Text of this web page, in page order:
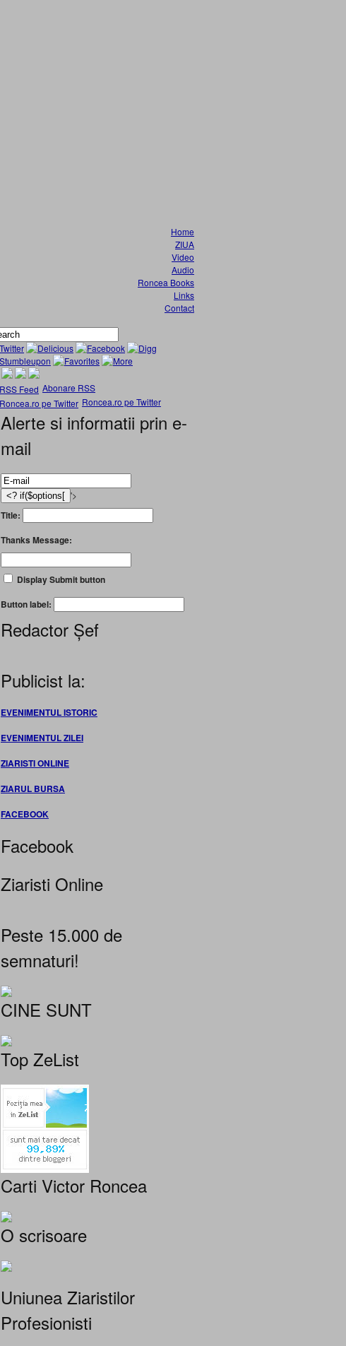
Home
ZIUA
Video
Audio
Roncea Books
Links
Contact
Abonare RSS
Roncea.ro pe Twitter
Alerte si informatii prin e-
mail
'>
Title:
Thanks Message:
Display Submit button
Button label:
Redactor Șef
Publicist la:
EVENIMENTUL ISTORIC
EVENIMENTUL ZILEI
ZIARISTI ONLINE
ZIARUL BURSA
FACEBOOK
Facebook
Ziaristi Online
Peste 15.000 de
semnaturi!
CINE SUNT
Top ZeList
Carti Victor Roncea
O scrisoare
Uniunea Ziaristilor
Profesionisti